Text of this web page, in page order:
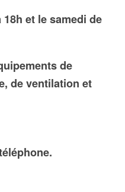
18h et le samedi de
de
de ventilation et